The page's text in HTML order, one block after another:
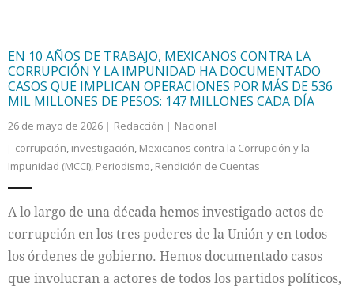
EN 10 AÑOS DE TRABAJO, MEXICANOS CONTRA LA
CORRUPCIÓN Y LA IMPUNIDAD HA DOCUMENTADO
CASOS QUE IMPLICAN OPERACIONES POR MÁS DE 536
MIL MILLONES DE PESOS: 147 MILLONES CADA DÍA
26 de mayo de 2026 Redacción
Nacional
corrupción, investigación, Mexicanos contra la Corrupción y la
Impunidad (MCCI), Periodismo, Rendición de Cuentas
A lo largo de una década hemos investigado actos de
corrupción en los tres poderes de la Unión y en todos
los órdenes de gobierno. Hemos documentado casos
que involucran a actores de todos los partidos políticos,